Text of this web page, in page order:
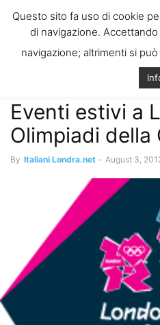
Il blog degli
Home Eventi, Svago and More
Eventi estivi a
Olimpiadi della
By Italiani Londra.net - August 3,
Questo sito fa uso di cookie
di navigazione. Accettando
navigazione; altrimenti si